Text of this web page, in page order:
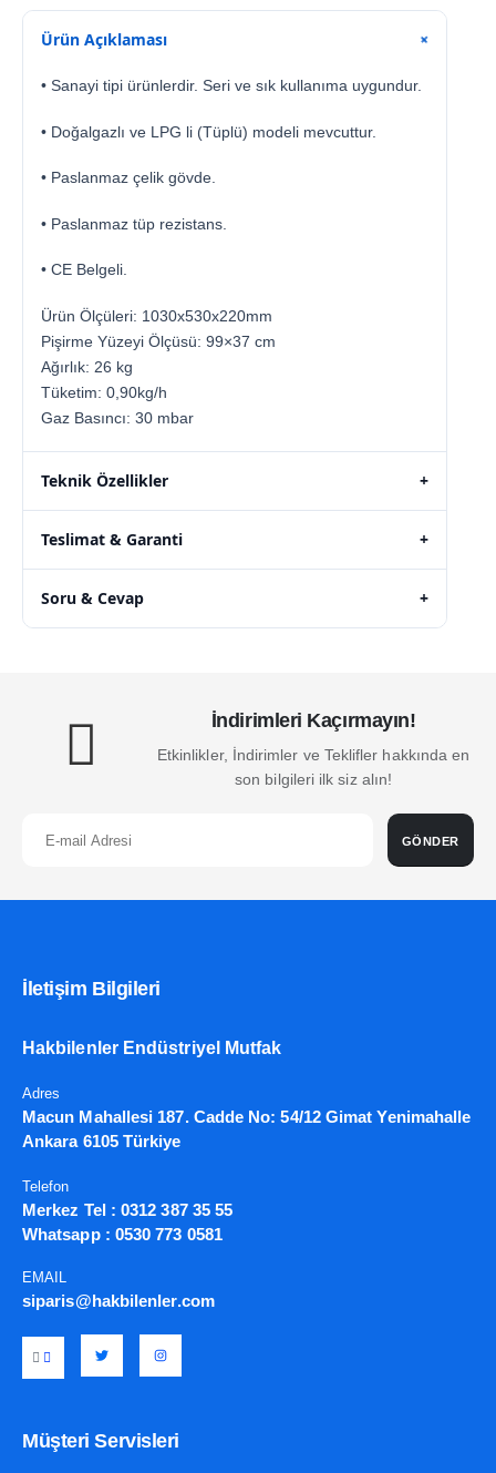
Ürün Açıklaması +
• Sanayi tipi ürünlerdir. Seri ve sık kullanıma uygundur.
• Doğalgazlı ve LPG li (Tüplü) modeli mevcuttur.
• Paslanmaz çelik gövde.
• Paslanmaz tüp rezistans.
• CE Belgeli.
Ürün Ölçüleri: 1030x530x220mm
Pişirme Yüzeyi Ölçüsü: 99×37 cm
Ağırlık: 26 kg
Tüketim: 0,90kg/h
Gaz Basıncı: 30 mbar
Teknik Özellikler +
Teslimat & Garanti +
Soru & Cevap +
İndirimleri Kaçırmayın!
Etkinlikler, İndirimler ve Teklifler hakkında en
son bilgileri ilk siz alın!
GÖNDER
İletişim Bilgileri
Hakbilenler Endüstriyel Mutfak
Adres
Macun Mahallesi 187. Cadde No: 54/12 Gimat Yenimahalle
Ankara 6105 Türkiye
Telefon
Merkez Tel : 0312 387 35 55
Whatsapp : 0530 773 0581
EMAIL
siparis@hakbilenler.com
Müşteri Servisleri